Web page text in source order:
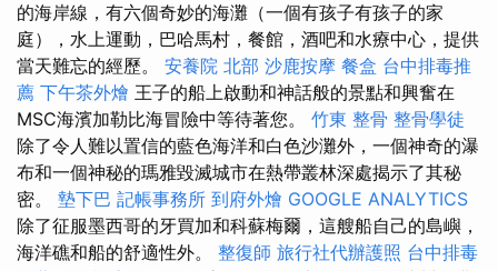
的海岸線，有六個奇妙的海灘（一個有孩子有孩子的家
庭），水上運動，巴哈馬村，餐館，酒吧和水療中心，提供
當天難忘的經歷。 安養院 北部 沙鹿按摩 餐盒 台中排毒推
薦 下午茶外燴 王子的船上啟動和神話般的景點和興奮在
MSC海濱加勒比海冒險中等待著您。 竹東 整骨 整骨學徒
除了令人難以置信的藍色海洋和白色沙灘外，一個神奇的瀑
布和一個神秘的瑪雅毀滅城市在熱帶叢林深處揭示了其秘
密。 墊下巴 記帳事務所 到府外燴 GOOGLE ANALYTICS
除了征服墨西哥的牙買加和科蘇梅爾，這艘船自己的島嶼，
海洋礁和船的舒適性外。 整復師 旅行社代辦護照 台中排毒